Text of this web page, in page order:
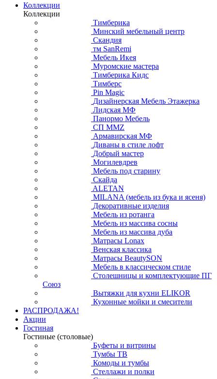
Коллекции
Коллекции
Тимберика
Минский мебельный центр
Скандия
тм SanRemi
Мебель Икея
Муромские мастера
Тимберика Кидс
Тимберс
Pin Magic
Дизайнерская Мебель Этажерка
Лидская МФ
Панормо Мебель
СП ММZ
Армавирская МФ
Диваны в стиле лофт
Добрый мастер
Могилевдрев
Мебель под старину
Скайда
ALETAN
MILANA (мебель из бука и ясеня)
Декоративные изделия
Мебель из ротанга
Мебель из массива сосны
Мебель из массива дуба
Матрасы Lonax
Венская классика
Матрасы BeautySON
Мебель в классическом стиле
Столешницы и комплектующие ПГ
Союз
Вытяжки для кухни ELIKOR
Кухонные мойки и смесители
РАСПРОДАЖА!
Акции
Гостиная
Гостиные (столовые)
Буфеты и витрины
Тумбы ТВ
Комоды и тумбы
Стеллажи и полки